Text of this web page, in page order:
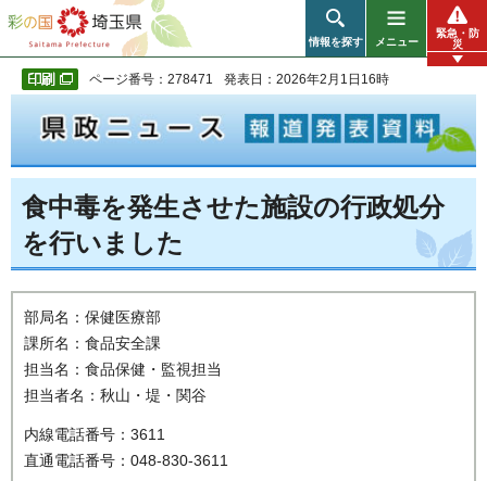
彩の国 埼玉県
情報を探す メニュー
緊急・防
災
ページ番号：278471 発表日：2026年2月1日16時
食中毒を発生させた施設の行政処分
を行いました
部局名：保健医療部
課所名：食品安全課
担当名：食品保健・監視担当
担当者名：秋山・堤・関谷
内線電話番号：3611
直通電話番号：048-830-3611